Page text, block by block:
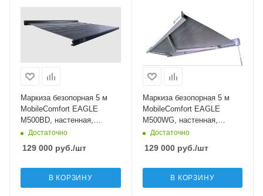
Маркиза безопорная 5 м
MobileComfort EAGLE
M500BD, настенная,
механическая, чёрная
Достаточно
129 000 руб./шт
В КОРЗИНУ
Маркиза безопорная 5 м
MobileComfort EAGLE
M500WG, настенная,
механическая, белая
Достаточно
129 000руб./шт
В КОРЗИНУ